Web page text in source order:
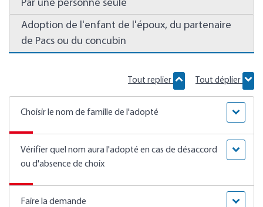
Par une personne seule
Adoption de l'enfant de l'époux, du partenaire
de Pacs ou du concubin
Tout replier Tout déplier
Choisir le nom de famille de l'adopté
Vérifier quel nom aura l'adopté en cas de désaccord
ou d'absence de choix
Faire la demande